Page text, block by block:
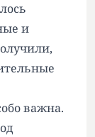
и
важна.